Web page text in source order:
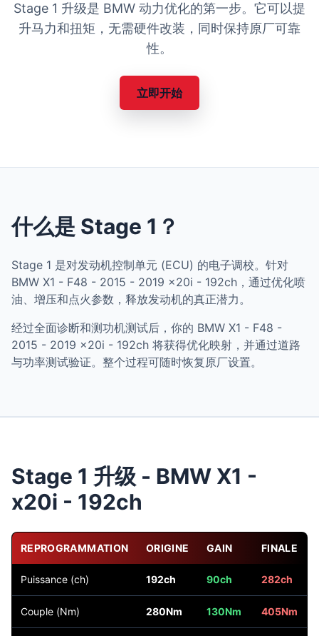
Stage 1 升级是 BMW 动力优化的第一步。它可以提
升马力和扭矩，无需硬件改装，同时保持原厂可靠
性。
立即开始
什么是 Stage 1？
Stage 1 是对发动机控制单元 (ECU) 的电子调校。针对
BMW X1 - F48 - 2015 - 2019 x20i - 192ch，通过优化喷
油、增压和点火参数，释放发动机的真正潜力。
经过全面诊断和测功机测试后，你的 BMW X1 - F48 -
2015 - 2019 x20i - 192ch 将获得优化映射，并通过道路
与功率测试验证。整个过程可随时恢复原厂设置。
Stage 1 升级 - BMW X1 -
x20i - 192ch
REPROGRAMMATION ORIGINE GAIN FINALE
Puissance (ch) 192ch 90ch 282ch
Couple (Nm) 280Nm 130Nm 405Nm